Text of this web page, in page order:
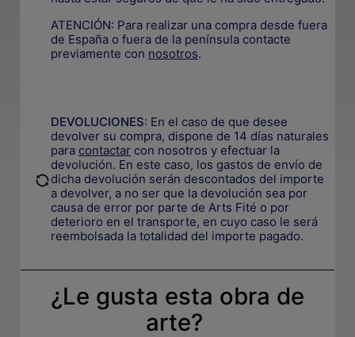
ATENCIÓN: Para realizar una compra desde fuera
de España o fuera de la península contacte
previamente con nosotros.
DEVOLUCIONES: En el caso de que desee
devolver su compra, dispone de 14 días naturales
para contactar con nosotros y efectuar la
devolución. En este caso, los gastos de envío de
dicha devolución serán descontados del importe
a devolver, a no ser que la devolución sea por
causa de error por parte de Arts Fité o por
deterioro en el transporte, en cuyo caso le será
reembolsada la totalidad del importe pagado.
¿Le gusta esta obra de
arte?